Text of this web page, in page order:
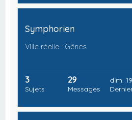
Symphorien
Ville réelle : Gênes
3
Sujets
29
Messages
dim.